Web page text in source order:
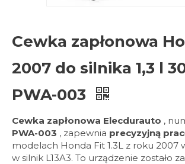
Cewka zapłonowa
2007 do silnika 1,3 l
PWA-003
Cewka zapłonowa Elecdurauto ,
PWA-003 , zapewnia precyzyjną
modelach Honda Fit 1.3L z roku 2007
w silnik L13A3. To urządzenie zostało